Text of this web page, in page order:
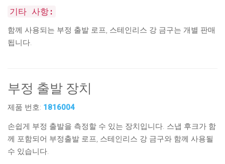
기타 사항:
함께 사용되는 부정 출발 로프, 스테인리스 강 금구는 개별 판매
됩니다.
부정 출발 장치
제품 번호: 1816004
손쉽게 부정 출발을 측정할 수 있는 장치입니다. 스냅 후크가 함
께 포함되어 부정출발 로프, 스테인리스 강 금구와 함께 사용될
수 있습니다.